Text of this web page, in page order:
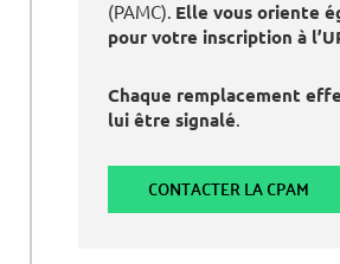
(PAMC). Elle vous oriente
pour votre inscription à
Chaque remplacement
lui être signalé.
CONTACTER LA CPAM